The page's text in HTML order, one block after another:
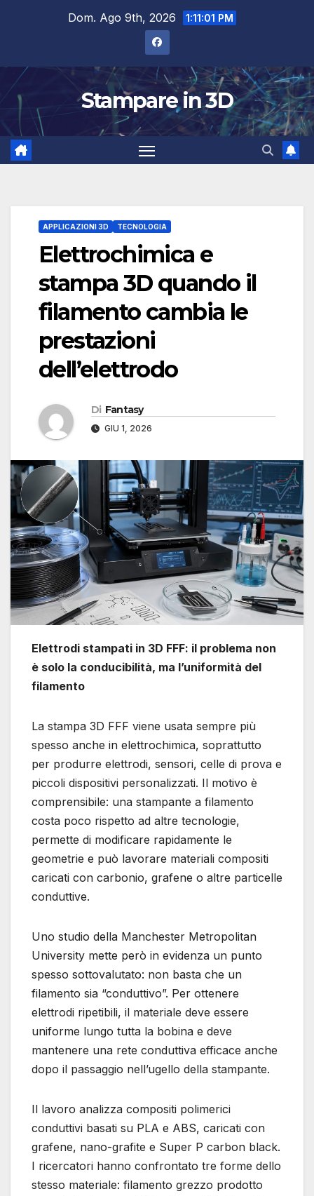
Dom. Ago 9th, 2026 1:11:02 PM
Stampare in 3D
APPLICAZIONI 3D TECNOLOGIA
Elettrochimica e
stampa 3D quando il
filamento cambia le
prestazioni
dell’elettrodo
Di Fantasy
GIU 1, 2026
Elettrodi stampati in 3D FFF: il problema non
è solo la conducibilità, ma l’uniformità del
filamento
La stampa 3D FFF viene usata sempre più
spesso anche in elettrochimica, soprattutto
per produrre elettrodi, sensori, celle di prova e
piccoli dispositivi personalizzati. Il motivo è
comprensibile: una stampante a filamento
costa poco rispetto ad altre tecnologie,
permette di modificare rapidamente le
geometrie e può lavorare materiali compositi
caricati con carbonio, grafene o altre particelle
conduttive.
Uno studio della Manchester Metropolitan
University mette però in evidenza un punto
spesso sottovalutato: non basta che un
filamento sia “conduttivo”. Per ottenere
elettrodi ripetibili, il materiale deve essere
uniforme lungo tutta la bobina e deve
mantenere una rete conduttiva efficace anche
dopo il passaggio nell’ugello della stampante.
Il lavoro analizza compositi polimerici
conduttivi basati su PLA e ABS, caricati con
grafene, nano-grafite e Super P carbon black.
I ricercatori hanno confrontato tre forme dello
stesso materiale: filamento grezzo prodotto